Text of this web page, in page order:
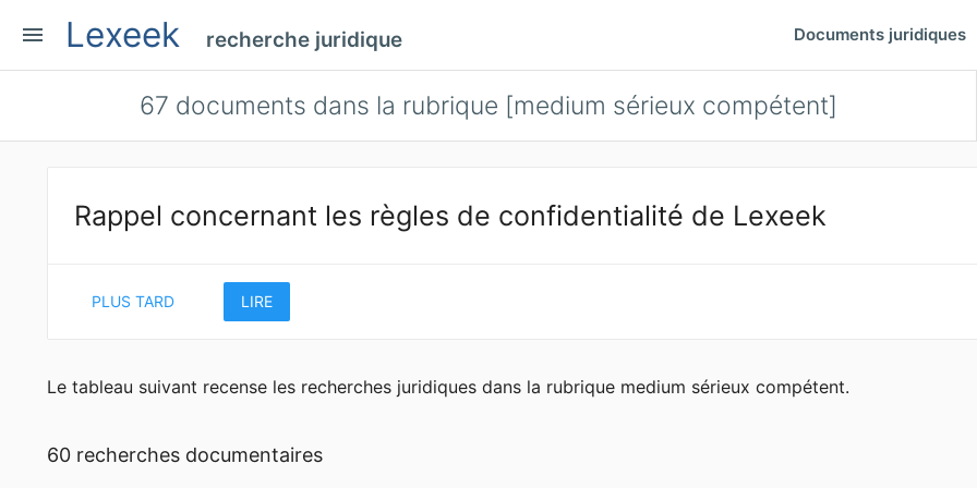
menu Lexeek recherche juridique Documents juridiques
67 documents dans la rubrique [medium sérieux compétent]
Rappel concernant les règles de confidentialité de Lexeek
PLUS TARD LIRE
Le tableau suivant recense les recherches juridiques dans la rubrique medium sérieux compétent.
60 recherches documentaires